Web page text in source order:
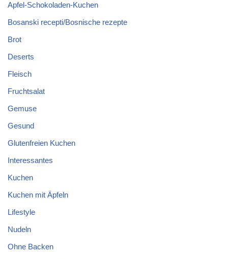
Apfel-Schokoladen-Kuchen
Bosanski recepti/Bosnische rezepte
Brot
Deserts
Fleisch
Fruchtsalat
Gemuse
Gesund
Glutenfreien Kuchen
Interessantes
Kuchen
Kuchen mit Äpfeln
Lifestyle
Nudeln
Ohne Backen